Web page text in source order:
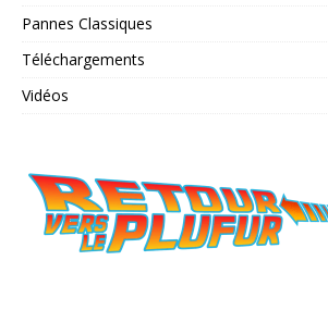
Pannes Classiques
Téléchargements
Vidéos